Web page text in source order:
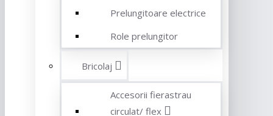
Prelungitoare electrice
Role prelungitor
Bricolaj
Accesorii fierastrau
circulat/ flex